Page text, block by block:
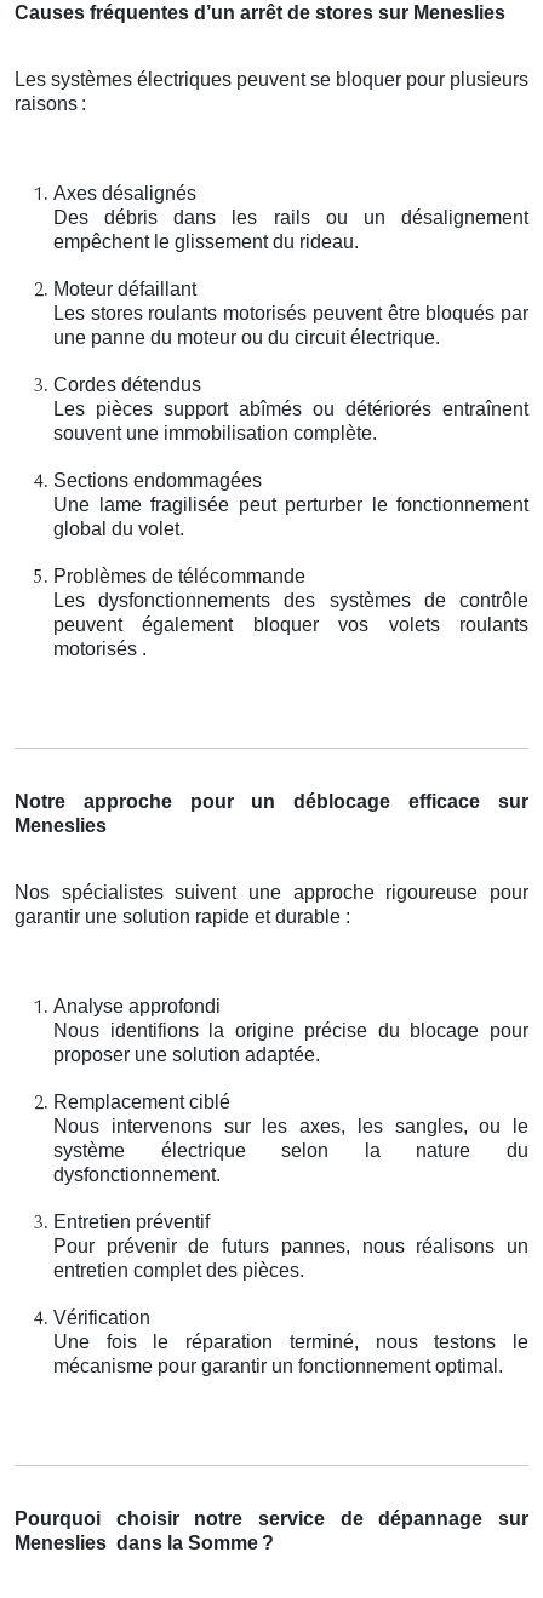
Causes fréquentes d’un arrêt de stores sur Meneslies
Les systèmes électriques peuvent se bloquer pour plusieurs
raisons :
Axes désalignés
Des débris dans les rails ou un désalignement
empêchent le glissement du rideau.
Moteur défaillant
Les stores roulants motorisés peuvent être bloqués par
une panne du moteur ou du circuit électrique.
Cordes détendus
Les pièces support abîmés ou détériorés entraînent
souvent une immobilisation complète.
Sections endommagées
Une lame fragilisée peut perturber le fonctionnement
global du volet.
Problèmes de télécommande
Les dysfonctionnements des systèmes de contrôle
peuvent également bloquer vos volets roulants
motorisés .
Notre approche pour un déblocage efficace sur
Meneslies
Nos spécialistes suivent une approche rigoureuse pour
garantir une solution rapide et durable :
Analyse approfondi
Nous identifions la origine précise du blocage pour
proposer une solution adaptée.
Remplacement ciblé
Nous intervenons sur les axes, les sangles, ou le
système électrique selon la nature du
dysfonctionnement.
Entretien préventif
Pour prévenir de futurs pannes, nous réalisons un
entretien complet des pièces.
Vérification
Une fois le réparation terminé, nous testons le
mécanisme pour garantir un fonctionnement optimal.
Pourquoi choisir notre service de dépannage sur
Meneslies dans la Somme ?